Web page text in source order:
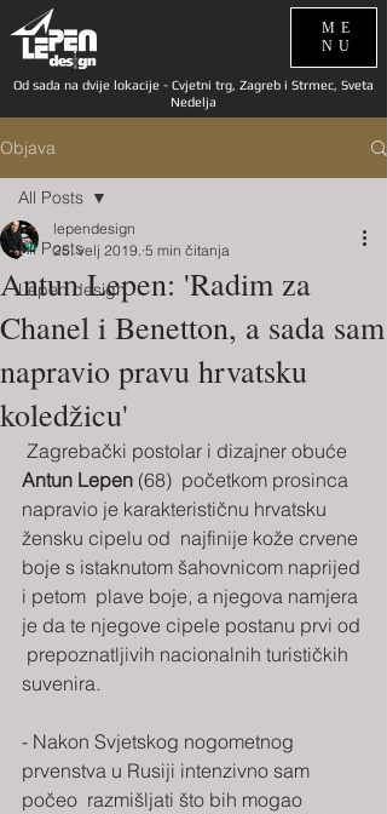
Od sada na dvije lokacije - Cvjetni trg, Zagreb i Strmec, Sveta
Nedelja
ME
NU
Objava
All Posts
Lepen design
All Posts
Antun Lepen: 'Radim za
Chanel i Benetton, a sada sam
napravio pravu hrvatsku
koledžicu'
lependesign
25. velj 2019. 5 min čitanja
Zagrebački postolar i dizajner obuće
Antun Lepen (68)  početkom prosinca
napravio je karakterističnu hrvatsku
žensku cipelu od  najfinije kože crvene
boje s istaknutom šahovnicom naprijed
i petom  plave boje, a njegova namjera
je da te njegove cipele postanu prvi od
prepoznatljivih nacionalnih turističkih
suvenira.
- Nakon Svjetskog nogometnog
prvenstva u Rusiji intenzivno sam
počeo  razmišljati što bih mogao